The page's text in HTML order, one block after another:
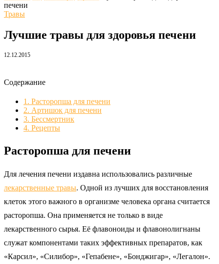
печени
Травы
Лучшие травы для здоровья печени
12.12.2015
Содержание
1. Расторопша для печени
2. Артишок для печени
3. Бессмертник
4. Рецепты
Расторопша для печени
Для лечения печени издавна использовались различные
лекарственные травы. Одной из лучших для восстановления
клеток этого важного в организме человека органа считается
расторопша. Она применяется не только в виде
лекарственного сырья. Её флавоноиды и флавонолигнаны
служат компонентами таких эффективных препаратов, как
«Карсил», «Силибор», «Гепабене», «Бонджигар», «Легалон».